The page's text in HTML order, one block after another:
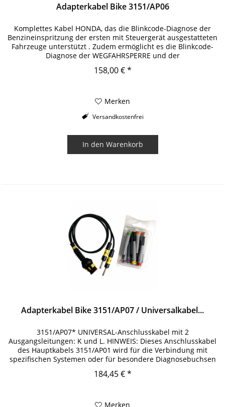
Adapterkabel Bike 3151/AP06
Komplettes Kabel HONDA, das die Blinkcode-Diagnose der
Benzineinspritzung der ersten mit Steuergerät ausgestatteten
Fahrzeuge unterstützt . Zudem ermöglicht es die Blinkcode-
Diagnose der WEGFAHRSPERRE und der
158,00 € *
Merken
Versandkostenfrei
In den Warenkorb
Adapterkabel Bike 3151/AP07 / Universalkabel...
3151/AP07* UNIVERSAL-Anschlusskabel mit 2
Ausgangsleitungen: K und L. HINWEIS: Dieses Anschlusskabel
des Hauptkabels 3151/AP01 wird für die Verbindung mit
spezifischen Systemen oder für besondere Diagnosebuchsen
verwendet. Zur...
184,45 € *
Merken